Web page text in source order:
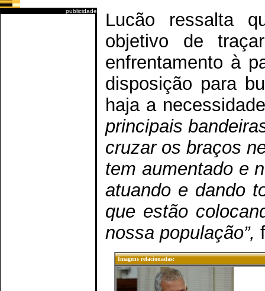
publicidade
Lucão ressalta
objetivo de
enfrentamento à
disposição para
haja a
principais
cruzar os braços
tem aumentado e
atuando e dando
que estão
nossa população”,
Imagens relacionadas: